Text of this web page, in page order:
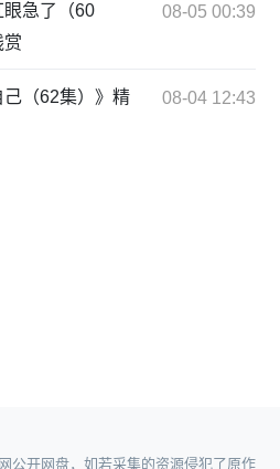
急了（60
赏
08-05 00:39
（62集）》精
08-04 12:43
公开网盘，如若采集的资源侵犯了原作